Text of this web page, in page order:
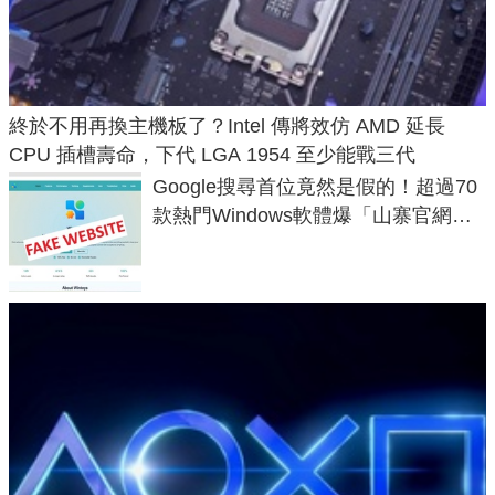
終於不用再換主機板了？Intel 傳將效仿 AMD 延長
CPU 插槽壽命，下代 LGA 1954 至少能戰三代
Google搜尋首位竟然是假的！超過70
款熱門Windows軟體爆「山寨官網」